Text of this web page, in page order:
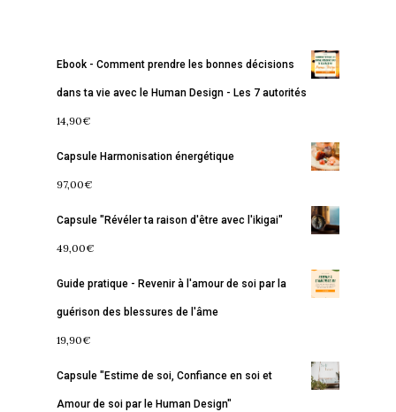
Ebook - Comment prendre les bonnes décisions
dans ta vie avec le Human Design - Les 7 autorités
14,90€
Capsule Harmonisation énergétique
97,00€
Capsule "Révéler ta raison d'être avec l'ikigai"
49,00€
Guide pratique - Revenir à l'amour de soi par la
guérison des blessures de l'âme
19,90€
Capsule "Estime de soi, Confiance en soi et
Amour de soi par le Human Design"
Se réaliser
Accompagnements
La Boussole
Renaissance
Membership
Boutique
Contact